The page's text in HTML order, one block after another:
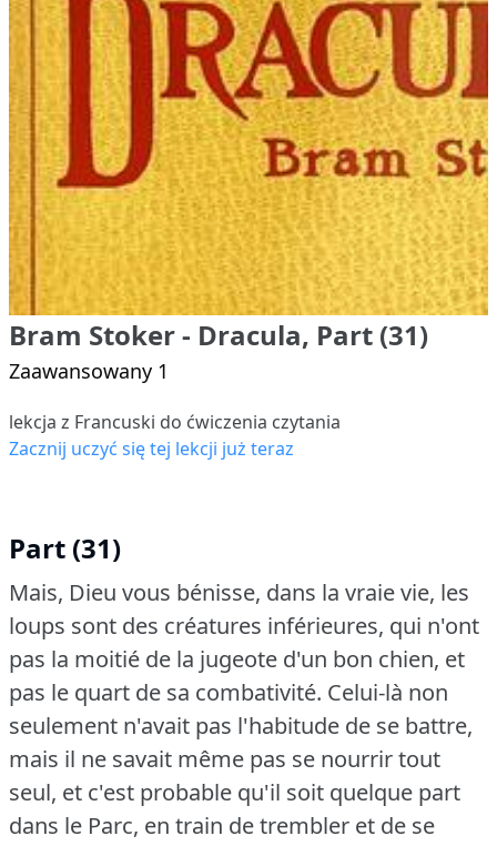
Bram Stoker - Dracula, Part (31)
Zaawansowany 1
lekcja z Francuski do ćwiczenia czytania
Zacznij uczyć się tej lekcji już teraz
Part (31)
Mais, Dieu vous bénisse, dans la vraie vie, les
loups sont des créatures inférieures, qui n'ont
pas la moitié de la jugeote d'un bon chien, et
pas le quart de sa combativité. Celui-là non
seulement n'avait pas l'habitude de se battre,
mais il ne savait même pas se nourrir tout
seul, et c'est probable qu'il soit quelque part
dans le Parc, en train de trembler et de se